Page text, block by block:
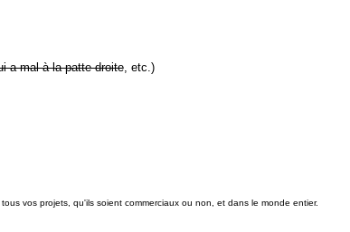
a mal à la patte droite, etc.)
vos projets, qu'ils soient commerciaux ou non, et dans le monde entier.